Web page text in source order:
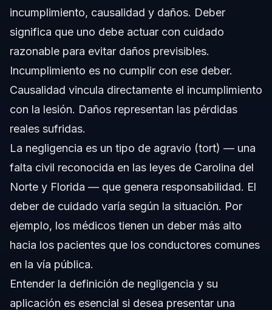
incumplimiento, causalidad y daños. Deber
significa que uno debe actuar con cuidado
razonable para evitar daños previsibles.
Incumplimiento es no cumplir con ese deber.
Causalidad vincula directamente el incumplimiento
con la lesión. Daños representan las pérdidas
reales sufridas.
La negligencia es un tipo de agravio (tort) — una
falta civil reconocida en las leyes de Carolina del
Norte y Florida — que genera responsabilidad. El
deber de cuidado varía según la situación. Por
ejemplo, los médicos tienen un deber más alto
hacia los pacientes que los conductores comunes
en la vía pública.
Entender la definición de negligencia y su
aplicación es esencial si desea presentar una